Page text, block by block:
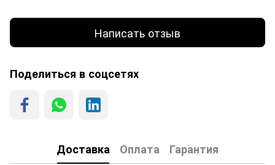
Написать отзыв
Поделиться в соцсетях
Доставка Оплата Гарантия